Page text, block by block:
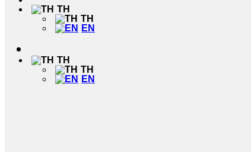
TH
TH
EN
TH
TH
EN